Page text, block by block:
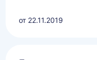
от 22.11.2019